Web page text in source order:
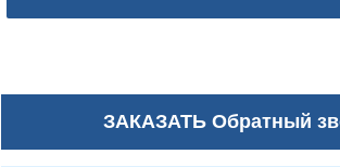
ЗАКАЗАТЬОбратный